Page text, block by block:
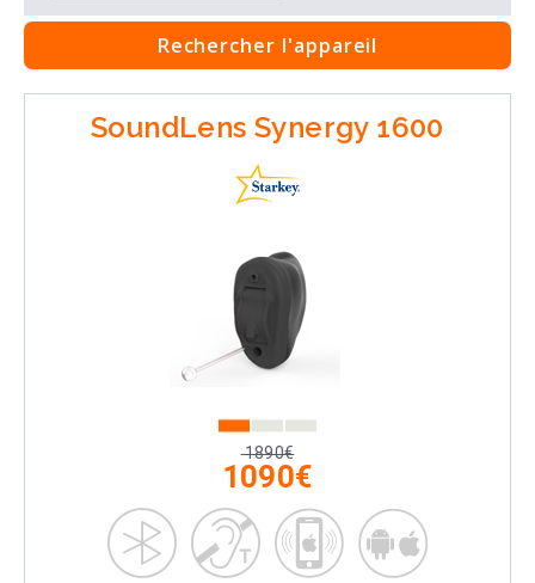
Rechercher l'appareil
SoundLens Synergy 1600
1890€
1090€